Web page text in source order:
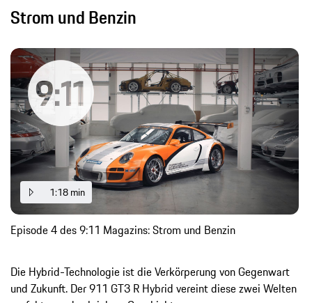
Strom und Benzin
1:18 min
Episode 4 des 9:11 Magazins: Strom und Benzin
Die Hybrid-Technologie ist die Verkörperung von Gegenwart
und Zukunft. Der 911 GT3 R Hybrid vereint diese zwei Welten